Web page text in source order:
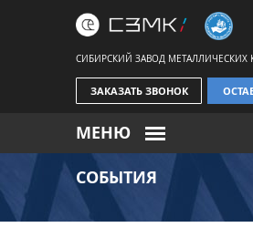
СИБИРСКИЙ ЗАВОД МЕТАЛЛИЧЕСКИХ
ЗАКАЗАТЬ ЗВОНОК
МЕНЮ
СОБЫТИЯ